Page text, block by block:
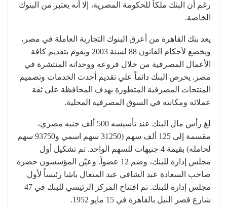
رغم أن البنك ملكاً للحكومة المصرية، إلا أنه يعتبر من البنوك
الخاصة.
يعد بنك القاهرة من أعرق البنوك التجارية العاملة في مصر،
ويخضع لأحكام القانون 88 لسنة 2003 ويقوم بتقديم كافة
الأعمال المصرفية من خلال فروعه ووحداته المنتشرة في
مصر. يحرص البنك دائماً علي تقديم أحدث الخدمات وتصميم
المنتجات المصرفية المتطورة بهدف المحافظة على ثقة
عملائه ومكانته في السوق المصرفية المحلية.
لغ رأس مال البنك عند تأسيسه 500 ألف جنيه مصري،
مقسمة إلى 125 ألف سهم (31250 سهم اسمي و93750 سهم
لحامله) بقيمة 4 جنيهات للسهم الواحد. تم تشكيل أول
مجلس إدارة للبنك، وضم 12 عضواً. وعيّن المؤسسون حضرة
صاحب السعادة عبد الشافي عبد المتعال باشا رئيساً لأول
مجلس إدارة للبنك. تم افتتاح المركز الرئيسي للبنك في 47
شارع قصر النيل بالقاهرة في 15 مايو 1952.